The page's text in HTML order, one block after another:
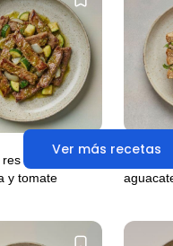
Ver más recetas
con
y tomate